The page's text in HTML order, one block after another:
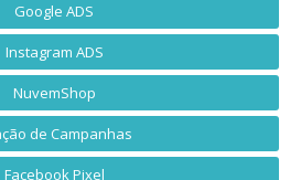
Google ADS
Instagram ADS
NuvemShop
de Campanhas
Facebook Pixel